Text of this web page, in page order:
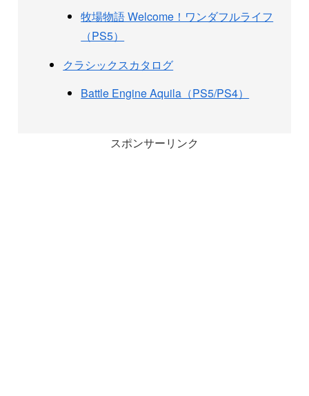
牧場物語 Welcome！ワンダフルライフ
（PS5）
クラシックスカタログ
Battle Engine Aquila（PS5/PS4）
スポンサーリンク